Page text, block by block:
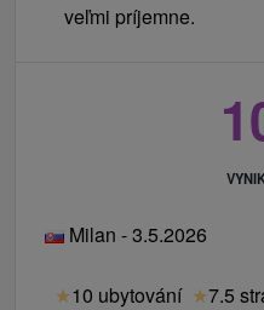
veľmi príjemne.
Milan - 3.5.2026
★10 ubytování ★7.5